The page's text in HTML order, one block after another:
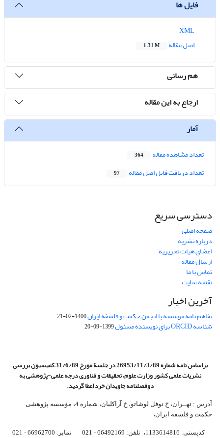
فایل ها
اصل مقاله
1.31 M
هم رسانی
ارجاع به این مقاله
آمار
تعداد مشاهده مقاله 364
تعداد دریافت فایل اصل مقاله 97
دسترسی سریع
صفحه اصلی
درباره نشریه
اعضای هیات تحریریه
ارسال مقاله
تماس با ما
نقشه سایت
آخرین اخبار
تفاهم نامه موسسه با انجمن حکمت و فلسفه ایران1400-02-21
شناسه ORCID برای نویسنده مسئول 1399-09-20
براساس نامه شماره 26953/11/3/89 در جلسة مورخ 31/6/89 کمیسیون
بررسی
نشریات علمی کشور وزارت علوم، تحقیقات و فناوری درجه علمی‌-پژوهشیبه
دوفصلنامه جاویدان خرد اعطا گردید.
آدرس : تهــران، خ نوفل لوشاتو، خ آراکلیان، شماره 4،‌ مؤسسه پژوهشی
حکمت و فلسفه ایران،‌
کدپستی: 1133614816، تلفن: 66492169 - 021 نمابر: 66962700 - 021